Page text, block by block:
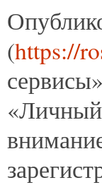
(https://